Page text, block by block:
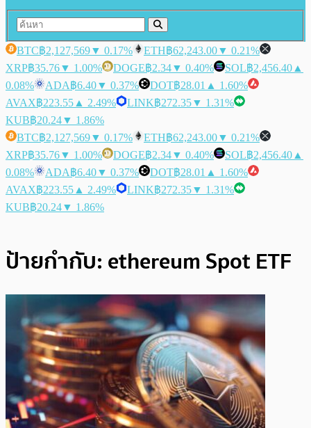
BTC฿2,127,569▼ 0.17% ETH฿62,243.00▼ 0.21%
XRP฿35.76▼ 1.00% DOGE฿2.34▼ 0.40% SOL฿2,456.40 ▲
0.08%
ADA฿6.40▼ 0.37% DOT฿28.01 ▲ 1.60%
AVAX฿223.55 ▲ 2.49% LINK฿272.35▼ 1.31%
KUB฿20.24▼ 1.86%
BTC฿2,127,569▼ 0.17% ETH฿62,243.00▼ 0.21%
XRP฿35.76▼ 1.00% DOGE฿2.34▼ 0.40% SOL฿2,456.40 ▲
0.08%
ADA฿6.40▼ 0.37% DOT฿28.01 ▲ 1.60%
AVAX฿223.55 ▲ 2.49% LINK฿272.35▼ 1.31%
KUB฿20.24▼ 1.86%
ป้ายกำกับ: ethereum Spot ETF